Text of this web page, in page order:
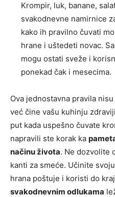
Krompir, luk, banane,
svakodnevne namirnice
kako ih pravilno čuvati
hrane i uštedeti novac.
mogu ostati sveže i
ponekad čak i mesecima.
Ova jednostavna pravila
već čine vašu kuhinju
put kada uspešno čuvate
napravili ste korak ka
načinu života. Ne dozvolite
kanti za smeće. Učinite
hrana poštuje i koristi do
svakodnevnim odlukama